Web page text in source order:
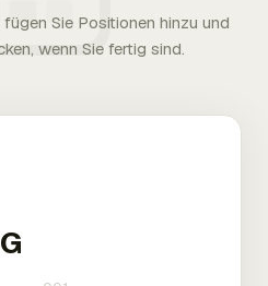
fügen Sie Positionen hinzu und
wenn Sie fertig sind.